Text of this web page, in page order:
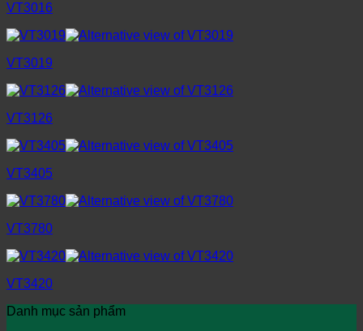
VT3016
VT3019
VT3126
VT3405
VT3780
VT3420
Danh mục sản phẩm